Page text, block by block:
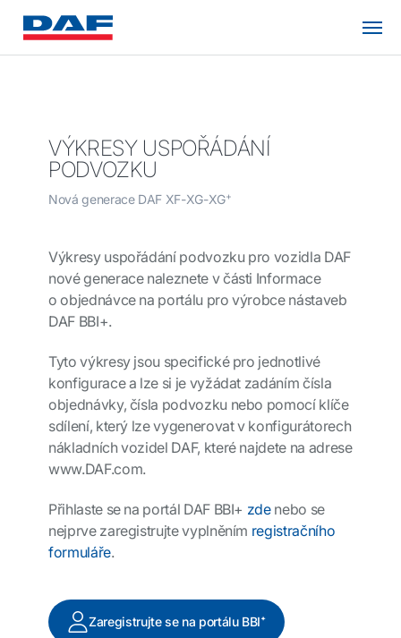
VÝKRESY USPOŘÁDÁNÍ
PODVOZKU
Nová generace DAF XF-XG-XG+
Výkresy uspořádání podvozku pro vozidla DAF
nové generace naleznete v části Informace
o objednávce na portálu pro výrobce nástaveb
DAF BBI+.
Tyto výkresy jsou specifické pro jednotlivé
konfigurace a lze si je vyžádat zadáním čísla
objednávky, čísla podvozku nebo pomocí klíče
sdílení, který lze vygenerovat v konfigurátorech
nákladních vozidel DAF, které najdete na adrese
www.DAF.com.
Přihlaste se na portál DAF BBI+ zdenebo se
nejprve zaregistrujte vyplněním registračního
formuláře.
Zaregistrujte se na portálu BBI⁺